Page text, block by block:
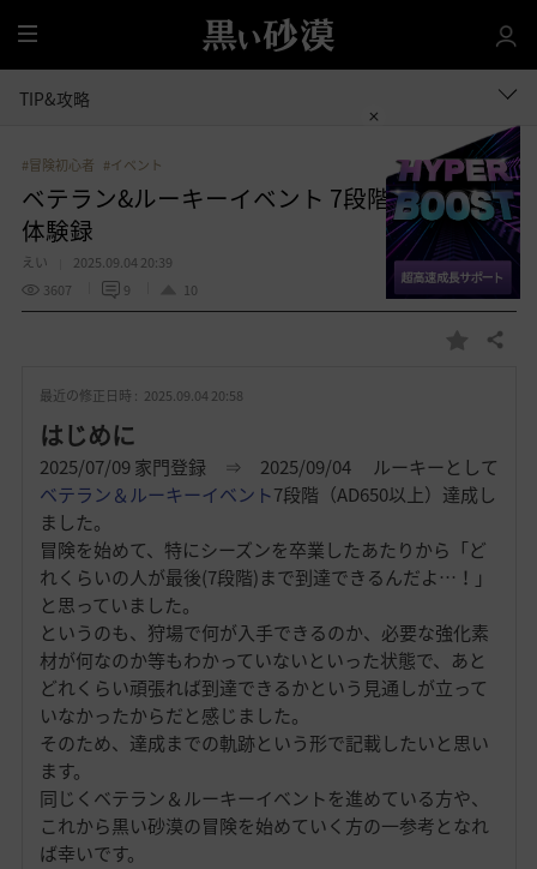
全
体
TIP&攻略
#冒険初心者 #イベント
ベテラン&ルーキーイベント 7段階達成までの
体験録
えい
2025.09.04 20:39
3607
9 10
お
り
共有する
最近の修正日時 : 2025.09.04 20:58
はじめに
2025/07/09 家門登録 ⇒ 2025/09/04 ルーキーとして
ベテラン＆ルーキーイベント7段階（AD650以上）達成し
ました。
冒険を始めて、特にシーズンを卒業したあたりから「ど
れくらいの人が最後(7段階)まで到達できるんだよ…！」
と思っていました。
というのも、狩場で何が入手できるのか、必要な強化素
材が何なのか等もわかっていないといった状態で、あと
どれくらい頑張れば到達できるかという見通しが立って
いなかったからだと感じました。
そのため、達成までの軌跡という形で記載したいと思い
ます。
同じくベテラン＆ルーキーイベントを進めている方や、
これから黒い砂漠の冒険を始めていく方の一参考となれ
ば幸いです。